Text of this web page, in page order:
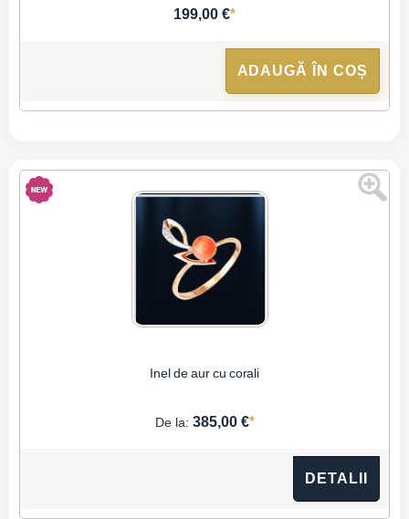
199,00 €*
ADAUGĂ ÎN COȘ
Inel de aur cu corali
De la: 385,00 €*
DETALII